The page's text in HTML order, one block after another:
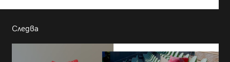
Следва